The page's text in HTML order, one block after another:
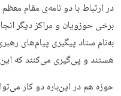
در ارتباط با دو نامه‌ی مقام
برخی حوزویان و مراکز دیگر
به‌نام ستاد پیگیری پیام‌های
هستند و پی‌گیری می‌کنند که این
حوزه هم در این‌باره دو کار